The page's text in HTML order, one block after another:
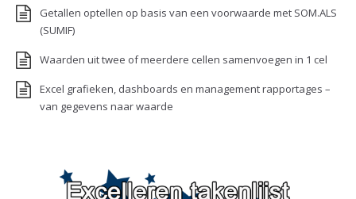
Getallen optellen op basis van een voorwaarde met SOM.ALS
(SUMIF)
Waarden uit twee of meerdere cellen samenvoegen in 1 cel
Excel grafieken, dashboards en management rapportages –
van gegevens naar waarde